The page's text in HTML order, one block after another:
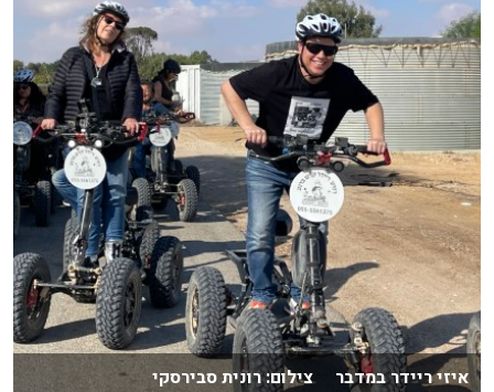
איזי ריידר במדבר צילום: רונית סבירסקי